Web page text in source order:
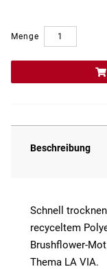
Menge
Beschreibung
Schnell
recyceltem
Brushflower-
Thema LA VIA.